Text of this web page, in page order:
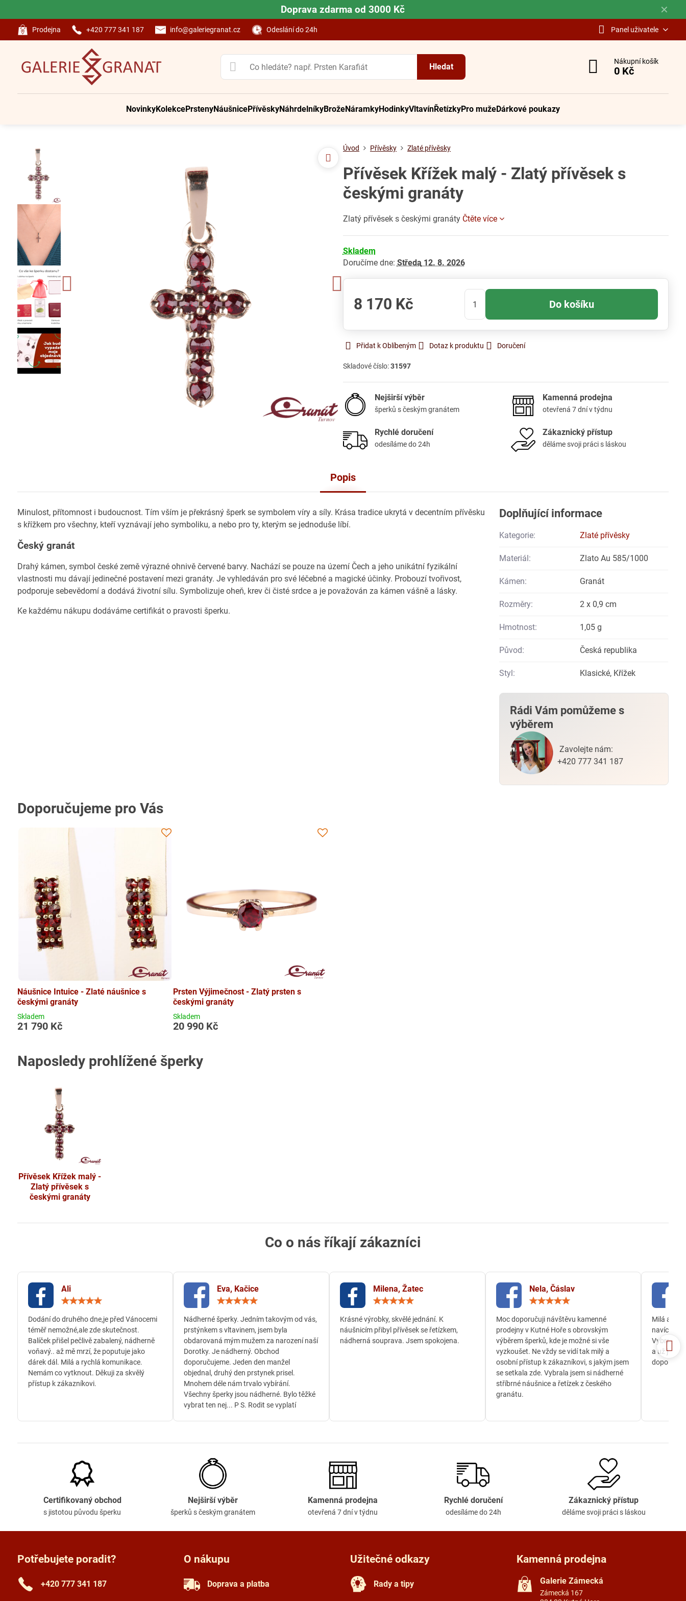
✕
Doprava zdarma od 3000 Kč
Prodejna +420 777 341 187 info@galeriegranat.cz Odeslání do 24h Panel uživatele
Hledat
Nákupní košík
0 Kč
NovinkyKolekcePrstenyNáušnicePřívěskyNáhrdelníkyBrožeNáramkyHodinkyVltavínŘetízkyPro mužeDárkové poukazy
Úvod Přívěsky Zlaté přívěsky
Přívěsek Křížek malý - Zlatý přívěsek s
českými granáty
Zlatý přívěsek s českými granáty Čtěte více
Skladem
Doručíme dne: Středa 12. 8. 2026
8 170 Kč Do košíku
Přidat k Oblíbeným Dotaz k produktu Doručení
Skladové číslo:31597
Nejširší výběr
šperků s českým granátem
Kamenná prodejna
otevřená 7 dní v týdnu
Rychlé doručení
odesíláme do 24h
Zákaznický přístup
děláme svoji práci s láskou
Popis
Minulost, přítomnost i budoucnost. Tím vším je překrásný šperk se symbolem víry a síly. Krása tradice ukrytá v decentním přívěsku
s křížkem pro všechny, kteří vyznávají jeho symboliku, a nebo pro ty, kterým se jednoduše líbí.
Český granát
Drahý kámen, symbol české země výrazné ohnivě červené barvy. Nachází se pouze na území Čech a jeho unikátní fyzikální
vlastnosti mu dávají jedinečné postavení mezi granáty. Je vyhledáván pro své léčebné a magické účinky. Probouzí tvořivost,
podporuje sebevědomí a dodává životní sílu. Symbolizuje oheň, krev či čisté srdce a je považován za kámen vášně a lásky.
Ke každému nákupu dodáváme certifikát o pravosti šperku.
Doplňující informace
Kategorie: Zlaté přívěsky
Materiál: Zlato Au 585/1000
Kámen: Granát
Rozměry: 2 x 0,9 cm
Hmotnost: 1,05 g
Původ: Česká republika
Styl: Klasické, Křížek
Rádi Vám pomůžeme s
výběrem
Zavolejte nám:
+420 777 341 187
Doporučujeme pro Vás
Náušnice Intuice - Zlaté náušnice s
českými granáty
Skladem
21 790 Kč
Prsten Výjimečnost - Zlatý prsten s
českými granáty
Skladem
20 990 Kč
Naposledy prohlížené šperky
Přívěsek Křížek malý -
Zlatý přívěsek s
českými granáty
Co o nás říkají zákazníci
Ali
/
5
Dodání do druhého dne,je před Vánocemi
téměř nemožné,ale zde skutečnost.
Balíček přišel pečlivě zabalený, nádherně
voňavý.. až mě mrzí, že poputuje jako
dárek dál. Milá a rychlá komunikace.
Nemám co vytknout. Děkuji za skvělý
přístup k zákazníkovi.
Eva, Kačice
/
5
Nádherné šperky. Jedním takovým od vás,
prstýnkem s vltavinem, jsem byla
obdarovaná mým mužem za narození naší
Dorotky. Je nádherný. Obchod
doporučujeme. Jeden den manžel
objednal, druhý den prstynek prisel.
Mnohem déle nám trvalo vybírání.
Všechny šperky jsou nádherné. Bylo těžké
vybrat ten nej... P S. Rodit se vyplatí
Milena, Žatec
/
5
Krásné výrobky, skvělé jednání. K
náušnicím přibyl přívěsek se řetízkem,
nádherná souprava. Jsem spokojena.
Nela, Čáslav
/
5
Moc doporučuji návštěvu kamenné
prodejny v Kutné Hoře s obrovským
výběrem šperků, kde je možné si vše
vyzkoušet. Ne vždy se vidí tak milý a
osobní přístup k zákazníkovi, s jakým jsem
se setkala zde. Vybrala jsem si nádherné
stříbrné náušnice a řetízek z českého
granátu.
Milá a
navíc
Vybrala
a už je
Certifikovaný obchod
s jistotou původu šperku
Nejširší výběr
šperků s českým granátem
Kamenná prodejna
otevřená 7 dní v týdnu
Rychlé doručení
odesíláme do 24h
Zákaznický přístup
děláme svoji práci s láskou
Potřebujete poradit?
+420 777 341 187
O nákupu
Doprava a platba
Užitečné odkazy
Rady a tipy
Kamenná prodejna
Galerie Zámecká
Zámecká 167